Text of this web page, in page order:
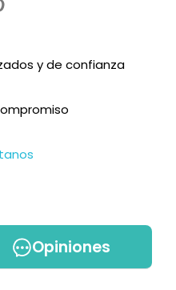
y de confianza
Opiniones